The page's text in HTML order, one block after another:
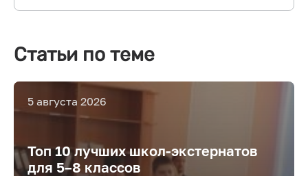
Статьи по теме
5 августа 2026
Топ 10 лучших школ-экстернатов
для 5–8 классов